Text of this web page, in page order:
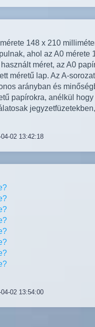
148 x 210
ahol az A0 mérete
méret, az A0
méretű lap. Az A-
arányban és
papírokra, anélkül
04-02 13:42:18
02 13:54:00